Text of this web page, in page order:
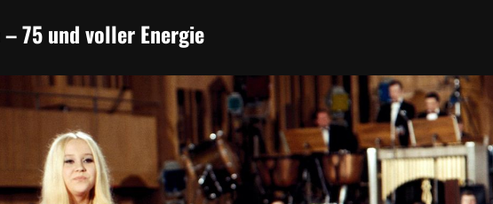
75 und voller Energie